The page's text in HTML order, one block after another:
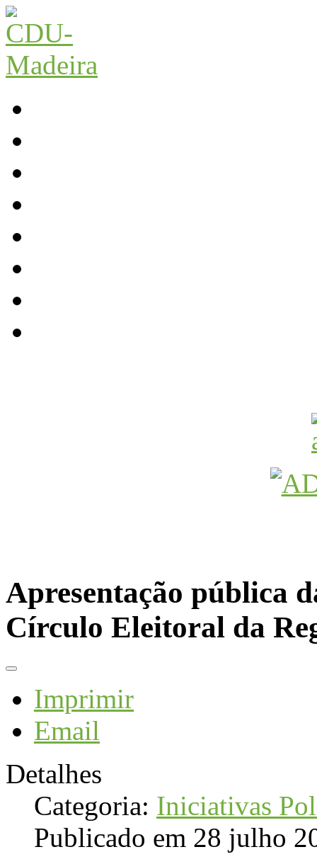
Apresentação pública
Círculo Eleitoral da
Imprimir
Email
Detalhes
Categoria: Iniciativas
Publicado em 28 julho